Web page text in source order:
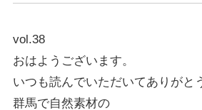
vol.38
おはようございます。
いつも読んでいただいてありがと
群馬で自然素材の